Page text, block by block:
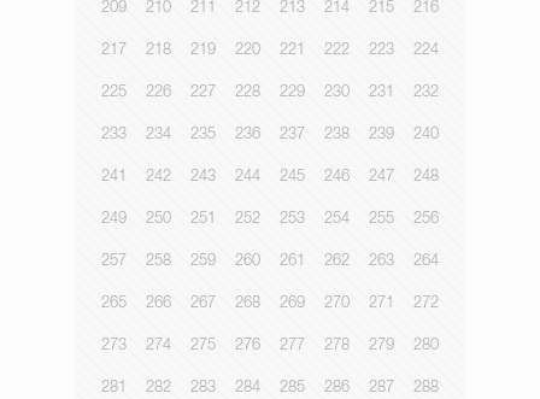
209 210 211 212 213 214 215 216
217 218 219 220 221 222 223 224
225 226 227 228 229 230 231 232
233 234 235 236 237 238 239 240
241 242 243 244 245 246 247 248
249 250 251 252 253 254 255 256
257 258 259 260 261 262 263 264
265 266 267 268 269 270 271 272
273 274 275 276 277 278 279 280
281 282 283 284 285 286 287 288